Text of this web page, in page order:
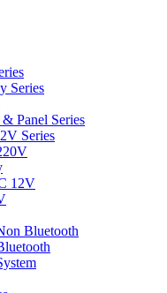
Series
Panel Series
Series
12V
Bluetooth